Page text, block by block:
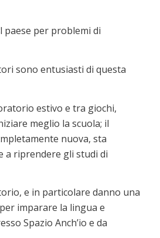
paese per problemi di
sono entusiasti di questa
estivo e tra giochi,
meglio la scuola; il
nuova, sta
a riprendere gli studi di
e in particolare danno una
imparare la lingua e
Spazio Anch’io e da